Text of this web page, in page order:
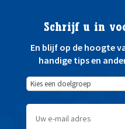
Schrijf u in
En blijf op de hoogte
handige tips en